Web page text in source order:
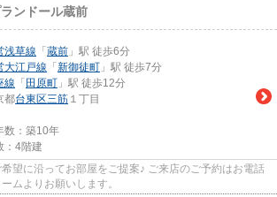
ンドール蔵前
浅草線 「 蔵前 」駅 徒歩6分
大江戸線 「 新御徒町 」駅 徒歩7分
線 「 田原町 」駅 徒歩12分
都台東区三筋 １丁目
数：築10年
：4階建
望に沿ってお部屋をご提案♪ ご来店のご予約はお電話
ムよりお願いします。